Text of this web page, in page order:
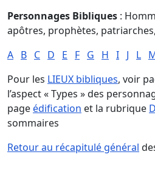
Personnages Bibliques :
apôtres, prophètes,
A B C D E F G H I J L
Pour les LIEUX bibliques, voir
l’aspect « Types » des
pageédification et la rubrique
sommaires
Retour au récapitulé général